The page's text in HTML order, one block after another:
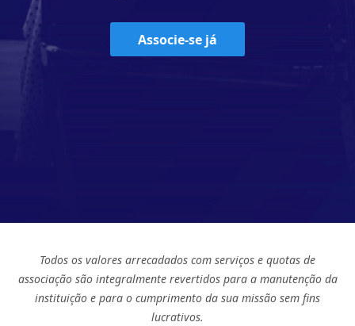
Associe-se já
Todos os valores arrecadados com serviços e quotas de
associação são integralmente revertidos para a manutenção da
instituição e para o cumprimento da sua missão sem fins
lucrativos.